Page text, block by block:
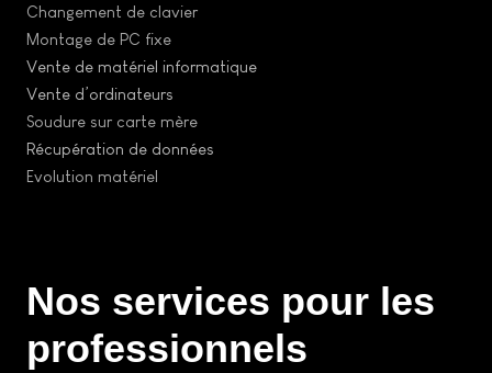
Changement de clavier
Montage de PC fixe
Vente de matériel informatique
Vente d’ordinateurs
Soudure sur carte mère
Récupération de données
Evolution matériel
Nos services pour les
professionnels